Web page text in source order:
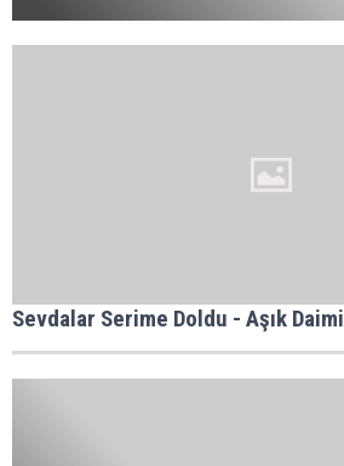
Sevdalar Serime Doldu - Aşık Daimi